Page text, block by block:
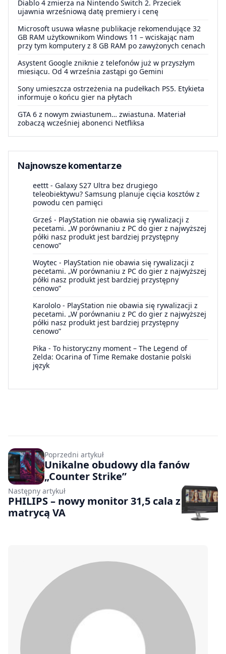
Diablo 4 zmierza na Nintendo Switch 2. Przeciek
ujawnia wrześniową datę premiery i cenę
Microsoft usuwa własne publikacje rekomendujące 32
GB RAM użytkownikom Windows 11 – wciskając nam
przy tym komputery z 8 GB RAM po zawyżonych cenach
Asystent Google zniknie z telefonów już w przyszłym
miesiącu. Od 4 września zastąpi go Gemini
Sony umieszcza ostrzeżenia na pudełkach PS5. Etykieta
informuje o końcu gier na płytach
GTA 6 z nowym zwiastunem… zwiastuna. Materiał
zobaczą wcześniej abonenci Netfliksa
Najnowsze komentarze
eettt - Galaxy S27 Ultra bez drugiego
teleobiektywu? Samsung planuje cięcia kosztów z
powodu cen pamięci
Grześ - PlayStation nie obawia się rywalizacji z
pecetami. „W porównaniu z PC do gier z najwyższej
półki nasz produkt jest bardziej przystępny
cenowo”
Woytec - PlayStation nie obawia się rywalizacji z
pecetami. „W porównaniu z PC do gier z najwyższej
półki nasz produkt jest bardziej przystępny
cenowo”
Karololo - PlayStation nie obawia się rywalizacji z
pecetami. „W porównaniu z PC do gier z najwyższej
półki nasz produkt jest bardziej przystępny
cenowo”
Pika - To historyczny moment – The Legend of
Zelda: Ocarina of Time Remake dostanie polski
język
Poprzedni artykuł
Unikalne obudowy dla fanów
„Counter Strike”
Następny artykuł
PHILIPS – nowy monitor 31,5 cala z
matrycą VA